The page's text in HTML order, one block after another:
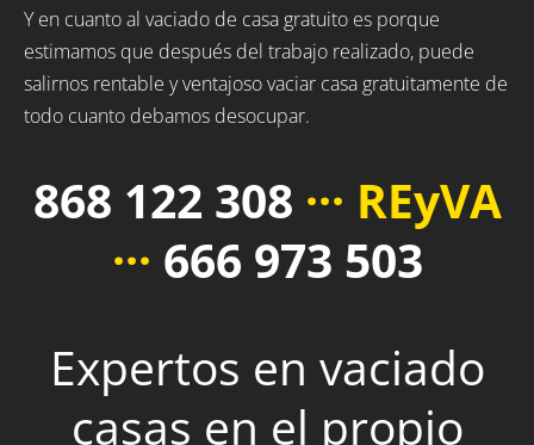
Y en cuanto al vaciado de casa gratuito es porque
estimamos que después del trabajo realizado, puede
salirnos rentable y ventajoso vaciar casa gratuitamente de
todo cuanto debamos desocupar.
868 122 308 ··· REyVA
··· 666 973 503
Expertos en vaciado
casas en el propio